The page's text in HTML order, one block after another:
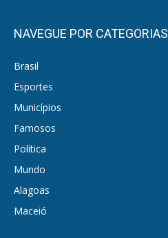
NAVEGUE POR CATEGORIAS
Brasil
Esportes
Municípios
Famosos
Política
Mundo
Alagoas
Maceió